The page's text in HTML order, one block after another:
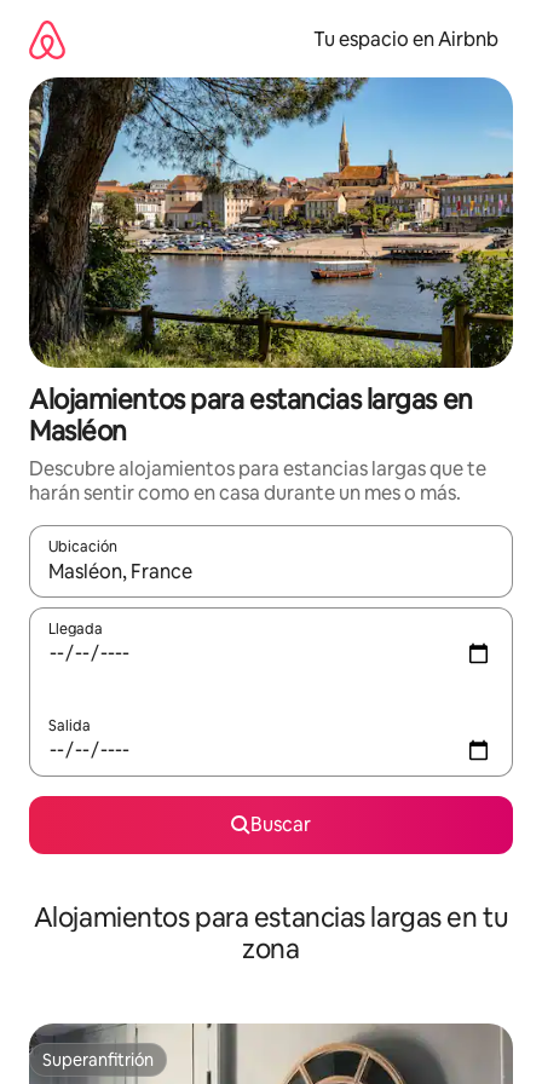
contenido
Tu espacio en Airbnb
Alojamientos para estancias largas en
Masléon
Descubre alojamientos para estancias largas que te
harán sentir como en casa durante un mes o más.
Ubicación
Cuando los resultados estén disponibles, podrás navegar
Llegada
Salida
Buscar
Alojamientos para estancias largas en tu
zona
Superanfitrión
Superanfitrión